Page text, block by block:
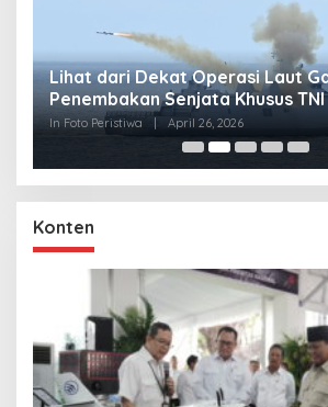
Lihat dari Dekat Operasi Laut
Penembakan Senjata Khusus TNI
In Foto Peristiwa | April 26, 2026
Konten